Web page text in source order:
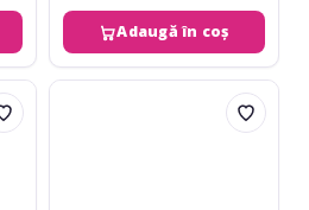
Adaugă în coș
EVE